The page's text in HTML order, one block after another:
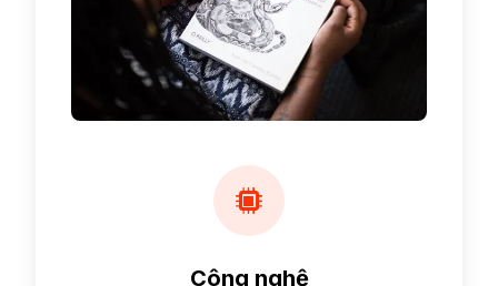
Công nghệ